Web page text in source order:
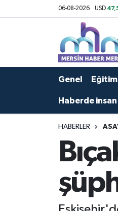
06-08-2026 USD
Genel Eğitim
Haberde insan
HABERLER
Ekonomi
Haberde insan
Mersin Hava Durumu
Mersin Trafik Yoğunluk
Tüm Manşetler
Son Dakika Haberleri